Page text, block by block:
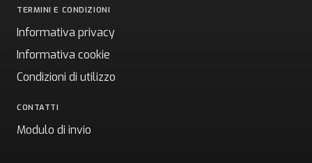
TERMINI E CONDIZIONI
Informativa privacy
Informativa cookie
Condizioni di utilizzo
CONTATTI
Modulo di invio